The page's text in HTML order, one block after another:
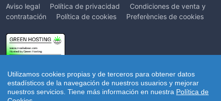
Utilizamos cookies propias y de terceros para obtener datos
estadísticos de la navegación de nuestros usuarios y mejorar
nuestros servicios. Tiene más información en nuestra Política de
Aviso legal
Política de privacidad
Condiciones de venta y
contratación
Política de cookies Preferències de cookies